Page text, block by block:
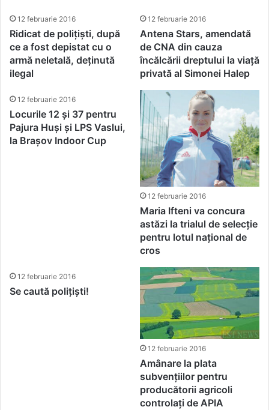
12 februarie 2016
Ridicat de polițiști, după
ce a fost depistat cu o
armă neletală, deținută
ilegal
12 februarie 2016
Antena Stars, amendată
de CNA din cauza
încălcării dreptului la viață
privată al Simonei Halep
12 februarie 2016
Locurile 12 și 37 pentru
Pajura Huși și LPS Vaslui,
la Brașov Indoor Cup
12 februarie 2016
Maria Ifteni va concura
astăzi la trialul de selecție
pentru lotul național de
cros
12 februarie 2016
Se caută polițiști!
12 februarie 2016
Amânare la plata
subvențiilor pentru
producătorii agricoli
controlați de APIA